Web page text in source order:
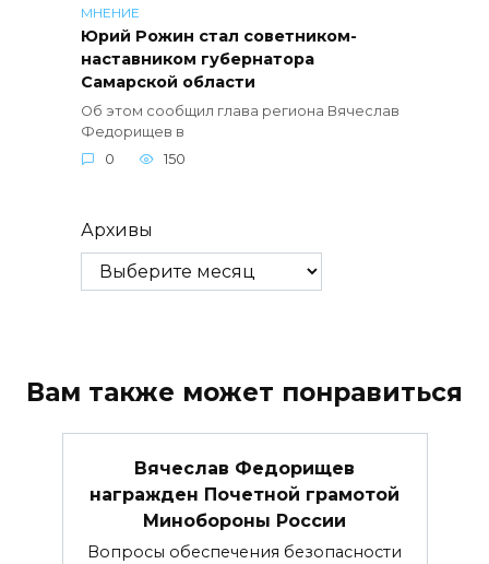
МНЕНИЕ
Юрий Рожин стал советником-
наставником губернатора
Самарской области
Об этом сообщил глава региона Вячеслав
Федорищев в
0
150
Архивы
Вам также может понравиться
Вячеслав Федорищев
награжден Почетной грамотой
Минобороны России
Вопросы обеспечения безопасности